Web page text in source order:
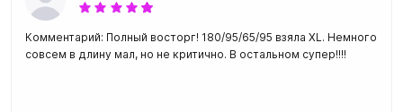
Комментарий: Полный восторг! 180/95/65/95 взяла XL. Немного
совсем в длину мал, но не критично. В остальном супер!!!!